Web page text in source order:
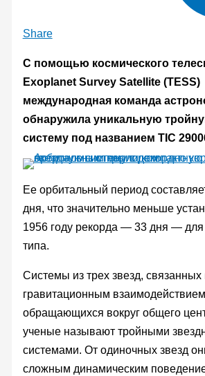
Share
С помощью космического
Exoplanet Survey Satellite (TESS)
международная команда
обнаружила уникальную
систему под названием TIC
Ее орбитальный период
дня, что значительно меньше
1956 году рекорда — 33 дня — для
типа.
Системы из трех звезд,
гравитационным
обращающихся вокруг общего
ученые называют тройными
системами. От одиночных звезд
сложным динамическим